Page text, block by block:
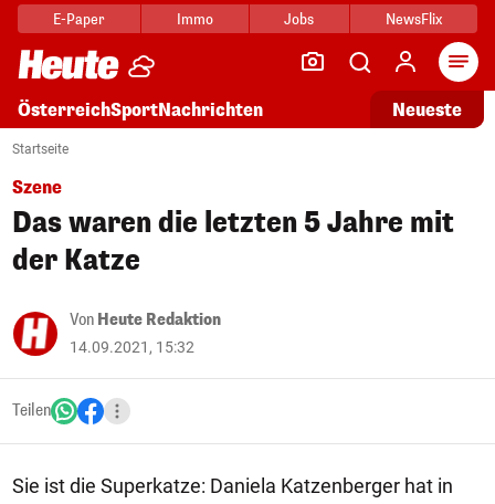
E-Paper Immo Jobs NewsFlix
ÖsterreichSportNachrichten Neueste
Startseite
Szene
Das waren die letzten 5 Jahre mit
der Katze
Von Heute Redaktion
14.09.2021, 15:32
Teilen
Sie ist die Superkatze: Daniela Katzenberger hat in